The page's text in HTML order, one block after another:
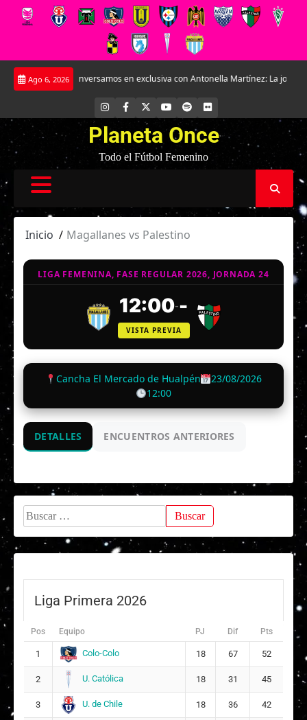
Saltar
Ago 6, 2026Conversamos en exclusiva con Antonella Martínez: La joya de
INSTAGRAM
FACEBOOK YOUTUBE
SPOTIFYFLICKR
Planeta Once
Todo el Fútbol Femenino
Inicio Magallanes vs Palestino
LIGA FEMENINA, FASE REGULAR 2026, JORNADA 24
12:00--
VISTA PREVIA
Cancha El Mercado de Hualpén
23/08/2026
12:00
DETALLES ENCUENTROS ANTERIORES
Buscar:
Liga Primera 2026
Pos Equipo PJ Dif Pts
1 Colo-Colo 18 67 52
2 U. Católica 18 31 45
3 U. de Chile 18 36 42